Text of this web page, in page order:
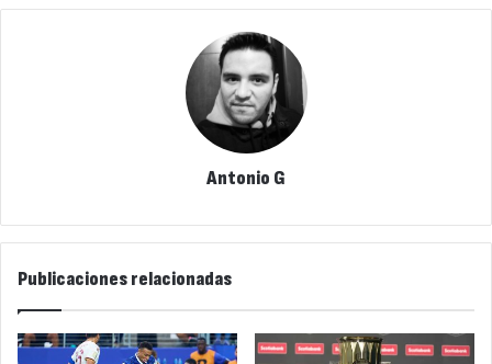
Antonio G
Publicaciones relacionadas